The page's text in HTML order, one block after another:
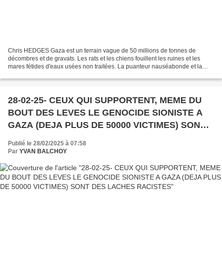
Chris HEDGES Gaza est un terrain vague de 50 millions de tonnes de
décombres et de gravats. Les rats et les chiens fouillent les ruines et les
mares fétides d'eaux usées non traitées. La puanteur nauséabonde et la
28-02-25- CEUX QUI SUPPORTENT, MEME DU
BOUT DES LEVES LE GENOCIDE SIONISTE A
GAZA (DEJA PLUS DE 50000 VICTIMES) SONT
Publié le 28/02/2025 à 07:58
Par YVAN BALCHOY